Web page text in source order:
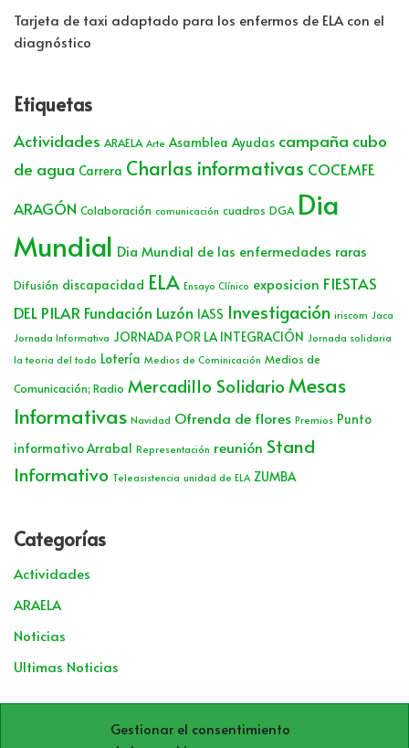
Gestionar el consentimiento
Tarjeta de taxi adaptado para los enfermos de ELA con el
diagnóstico
Etiquetas
Actividades ARAELA Arte Asamblea Ayudas campaña cubo
de agua Carrera Charlas informativas COCEMFE
ARAGÓN Colaboración comunicación cuadros DGA Dia
Mundial Dia Mundial de las enfermedades raras
Difusión discapacidad ELA Ensayo Clínico exposicion FIESTAS
DEL PILAR Fundación Luzón IASS Investigación iriscom Jaca
Jornada Informativa JORNADA POR LA INTEGRACIÓN Jornada solidaria
la teoria del todo Lotería Medios de Cominicación Medios de
Comunicación; Radio Mercadillo SolidarioMesas
Informativas Navidad Ofrenda de flores Premios Punto
informativo Arrabal Representación reunión Stand
Informativo Teleasistencia unidad de ELA ZUMBA
Categorías
Actividades
ARAELA
Noticias
Ultimas Noticias